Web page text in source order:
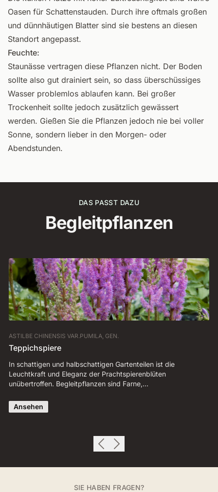
Oasen für Schattenstauden. Durch ihre oftmals großen
und dünnhäutigen Blatter sind sie bestens an diesen
Standort angepasst.
Feuchte:
Staunässe vertragen diese Pflanzen nicht. Der Boden
sollte also gut drainiert sein, so dass überschüssiges
Wasser problemlos ablaufen kann. Bei großer
Trockenheit sollte jedoch zusätzlich gewässert
werden. Gießen Sie die Pflanzen jedoch nie bei voller
Sonne, sondern lieber in den Morgen- oder
Abendstunden.
DAS PASST DAZU
Begleitpflanzen
ASTILBE CHINENSIS VAR.PUMILA, GEN.
Teppichspiere
In schattigen und halbschattigen Gartenteilen ist die
Leuchtkraft und Eleganz der Prachtspierenblüten
unübertroffen. Begleitpflanzen sind Farne,…
Ansehen
SIE HABEN FRAGEN?